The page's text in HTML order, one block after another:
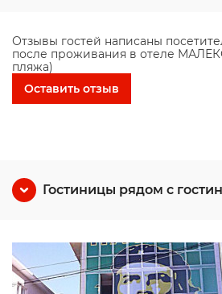
Отзывы гостей написаны
после проживания в отеле
пляжа)
Оставить отзыв
Гостиницы рядом с